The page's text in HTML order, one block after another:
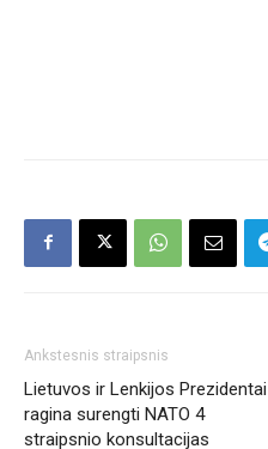
Ankstesnis straipsnis
Lietuvos ir Lenkijos Prezidentai
ragina surengti NATO 4
straipsnio konsultacijas